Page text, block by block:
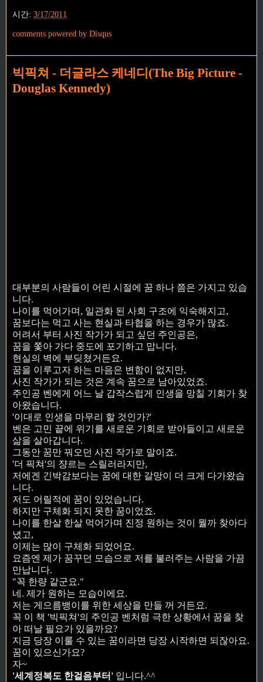
시간: 3/17/2011
comments powered by Disqus
빅픽쳐 - 더글라스 케네디(The Big Picture -
Douglas Kennedy)
대부분의 사람들이 어린 시절에 꿈 하나 쯤은 가지고 있습
니다.
나이를 먹어가며, 일관화 된 사회 구조에 익숙해지고,
꿈보다는 먹고 사는 현실과 타협을 하는 경우가 많죠.
어려서 부터 사진 작가가 되고 싶던 주인공은,
꿈을 쫓아 가다 중도에 포기하고 맙니다.
현실의 벽에 부딪쳤거든요.
꿈을 이루고자 하는 마음은 변함이 없지만,
사진 작가가 되는 것은 계속 꿈으로 남아있었죠.
주인공 벤에게 어느 날 갑작스럽게 인생을 망칠 기회가 찾
아왔습니다.
'이대로 인생을 마무리 할 것인가?'
벤은 고민 끝에 위기를 새로운 기회로 받아들이고 새로운
삶을 살아갑니다.
그동안 꿈만 꿔오던 사진 작가로 말이죠.
'더 픽쳐'의 쟝르는 스릴러라지만,
저에겐 긴박감보다는 꿈에 대한 갈망이 더 크게 다가왔습
니다.
저도 어릴적에 꿈이 있었습니다.
하지만 구체화 되지 못한 꿈이었죠.
나이를 한살 한살 먹어가며 진정 원하는 것이 뭘까 찾아다
녔고,
이제는 많이 구체화 되었어요.
요즘엔 제가 꿈꾸던 모습으로 저를 불러주는 사람을 가끔
만납니다.
"꼭 한량 같군요."
네. 제가 원하는 모습이에요.
저는 게으름뱅이를 위한 세상을 만들 꺼 거든요.
꼭 이 책 '빅픽쳐'의 주인공 벤처럼 극한 상황에서 꿈을 찾
아 떠날 필요가 있을까요?
지금 당장 이룰 수 있는 꿈이라면 당장 시작하면 되잖아요.
꿈이 있으신가요?
자~
'세계정복도 한걸음부터' 입니다.^^